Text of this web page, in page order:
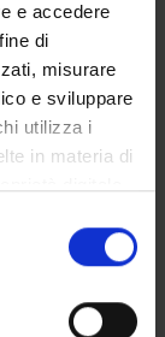
e accedere
di
misurare
e sviluppare
utilizza i
in materia di
qualsiasi
facendo clic